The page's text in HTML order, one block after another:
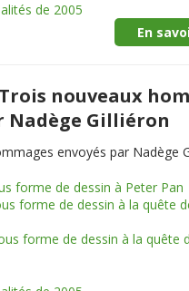
de 2005
En
Trois nouveaux
Nadège Gilliéron
envoyés par Nadège
forme de dessin à Peter Pan
forme de dessin à la quête
forme de dessin à la quête